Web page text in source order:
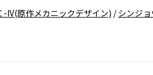
-IV(原作メカニックデザイン) /シンジ